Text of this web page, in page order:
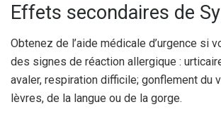
Effets secondaires de
Obtenez de l’aide médicale d’urgence si
des signes de réaction allergique :
avaler, respiration difficile; gonflement du
lèvres, de la langue ou de la gorge.